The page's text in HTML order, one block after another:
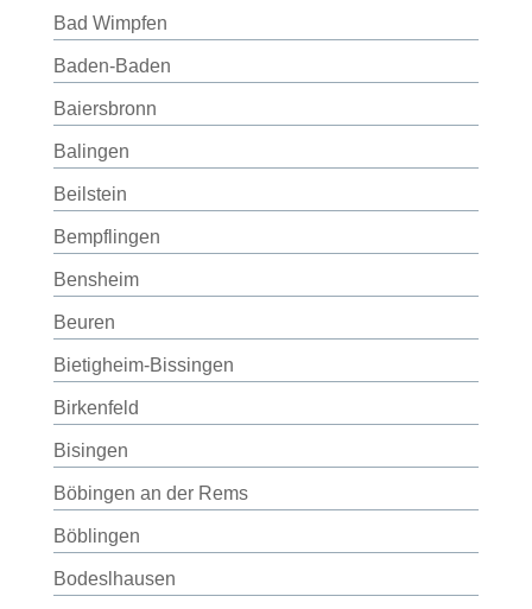
Bad Wimpfen
Baden-Baden
Baiersbronn
Balingen
Beilstein
Bempflingen
Bensheim
Beuren
Bietigheim-Bissingen
Birkenfeld
Bisingen
Böbingen an der Rems
Böblingen
Bodeslhausen